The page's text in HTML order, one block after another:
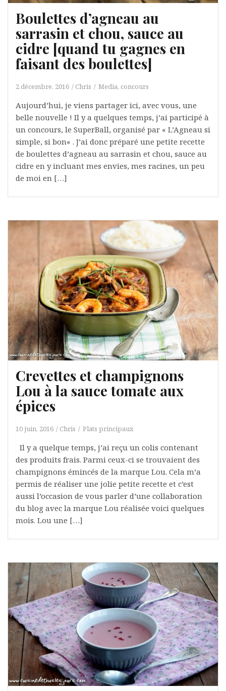
Boulettes d’agneau au
sarrasin et chou, sauce au
cidre [quand tu gagnes en
faisant des boulettes]
2 décembre, 2016 Chris Media, concours
Aujourd’hui, je viens partager ici, avec vous, une
belle nouvelle ! Il y a quelques temps, j’ai participé à
un concours, le SuperBall, organisé par « L’Agneau si
simple, si bon« . J’ai donc préparé une petite recette
de boulettes d’agneau au sarrasin et chou, sauce au
cidre en y incluant mes envies, mes racines, un peu
de moi en […]
Crevettes et champignons
Lou à la sauce tomate aux
épices
10 juin, 2016 Chris Plats principaux
Il y a quelque temps, j’ai reçu un colis contenant
des produits frais. Parmi ceux-ci se trouvaient des
champignons émincés de la marque Lou. Cela m’a
permis de réaliser une jolie petite recette et c’est
aussi l’occasion de vous parler d’une collaboration
du blog avec la marque Lou réalisée voici quelques
mois. Lou une […]